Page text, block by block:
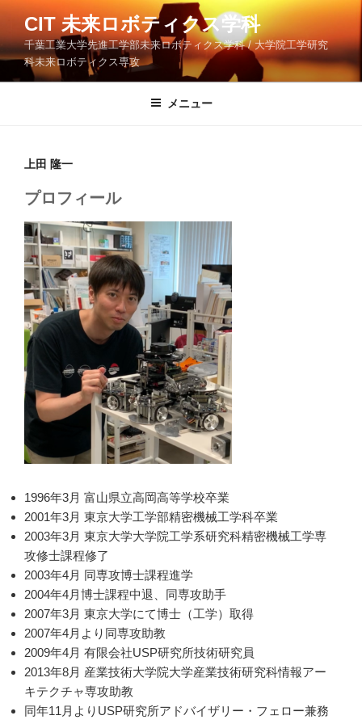
コ
テ
ツ
CIT 未来ロボティクス学科
千葉工業大学先進工学部未来ロボティクス学科 / 大学院工学研究
科未来ロボティクス専攻
メニュー
上田 隆一
プロフィール
1996年3月 富山県立高岡高等学校卒業
2001年3月 東京大学工学部精密機械工学科卒業
2003年3月 東京大学大学院工学系研究科精密機械工学専
攻修士課程修了
2003年4月 同専攻博士課程進学
2004年4月博士課程中退、同専攻助手
2007年3月 東京大学にて博士（工学）取得
2007年4月より同専攻助教
2009年4月 有限会社USP研究所技術研究員
2013年8月 産業技術大学院大学産業技術研究科情報アー
キテクチャ専攻助教
同年11月よりUSP研究所アドバイザリー・フェロー兼務